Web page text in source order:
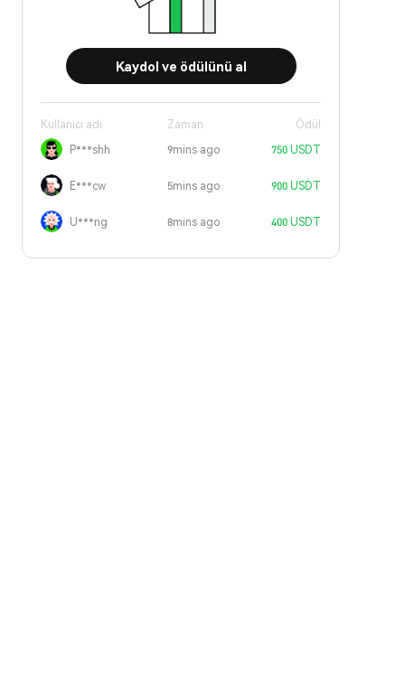
Kaydol ve ödülünü al
Kullanıcı adı Zaman
Ödül
P***shh
9mins ago 750 USDT
E***cw 5mins ago 900 USDT
U***ng 8mins ago 400 USDT